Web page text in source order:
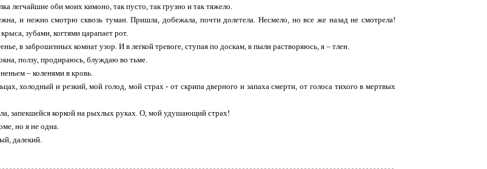
легчайшие оби моих кимоно, так пусто, так грузно и так тяжело.
и нежно смотрю сквозь туман. Пришла, добежала, почти долетела. Несмело, но все же назад не смотрела!
зубами, когтями царапает рот.
в заброшенных комнат узор. И в легкой тревоге, ступая по доскам, в пыли растворяюсь, я – тлен.
ползу, продираюсь, блуждаю во тьме.
– коленями в кровь.
холодный и резкий, мой голод, мой страх - от скрипа дверного и запаха смерти, от голоса тихого в мертвых
запекшейся коркой на рыхлых руках. О, мой удушающий страх!
но я не одна.
далекий.